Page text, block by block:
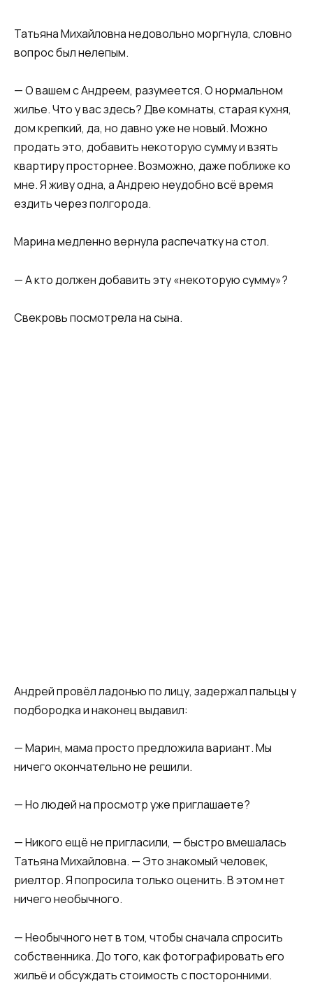
Татьяна Михайловна недовольно моргнула, словно
вопрос был нелепым.
— О вашем с Андреем, разумеется. О нормальном
жилье. Что у вас здесь? Две комнаты, старая кухня,
дом крепкий, да, но давно уже не новый. Можно
продать это, добавить некоторую сумму и взять
квартиру просторнее. Возможно, даже поближе ко
мне. Я живу одна, а Андрею неудобно всё время
ездить через полгорода.
Марина медленно вернула распечатку на стол.
— А кто должен добавить эту «некоторую сумму»?
Свекровь посмотрела на сына.
Андрей провёл ладонью по лицу, задержал пальцы у
подбородка и наконец выдавил:
— Марин, мама просто предложила вариант. Мы
ничего окончательно не решили.
— Но людей на просмотр уже приглашаете?
— Никого ещё не пригласили, — быстро вмешалась
Татьяна Михайловна. — Это знакомый человек,
риелтор. Я попросила только оценить. В этом нет
ничего необычного.
— Необычного нет в том, чтобы сначала спросить
собственника. До того, как фотографировать его
жильё и обсуждать стоимость с посторонними.